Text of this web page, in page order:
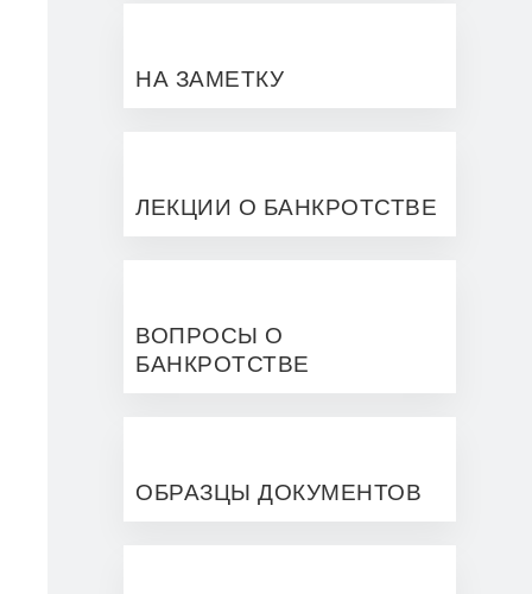
НА ЗАМЕТКУ
ЛЕКЦИИ О БАНКРОТСТВЕ
ВОПРОСЫ О
БАНКРОТСТВЕ
ОБРАЗЦЫ ДОКУМЕНТОВ